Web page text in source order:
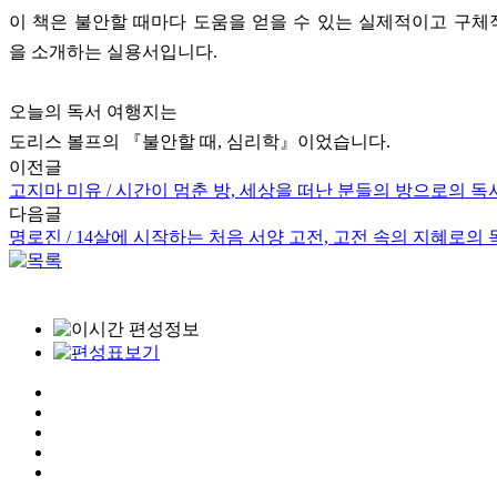
이 책은 불안할 때마다 도움을 얻을 수 있는 실제적이고 구체
을 소개하는 실용서입니다.
오늘의 독서 여행지는
도리스 볼프의 『불안할 때, 심리학』이었습니다.
이전글
고지마 미유 / 시간이 멈춘 방, 세상을 떠난 분들의 방으로의 독
다음글
명로진 / 14살에 시작하는 처음 서양 고전, 고전 속의 지혜로의